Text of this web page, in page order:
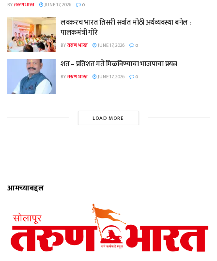
BYतरुण भारत JUNE 17, 2026 0
लवकरच भारत तिसरी सर्वात मोठी अर्थव्यवस्था बनेल :
पालकमंत्री गोरे
BYतरुण भारत JUNE 17, 2026 0
शत – प्रतिशत मते मिळविण्याचा भाजपाचा प्रयत्न
BYतरुण भारत JUNE 17, 2026 0
LOAD MORE
आमच्याबद्दल